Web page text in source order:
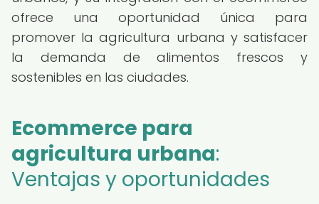
ofrece una oportunidad única para
promover la agricultura urbana y satisfacer
la demanda de alimentos frescos y
sostenibles en las ciudades.
Ecommerce para
agricultura urbana:
Ventajas y oportunidades